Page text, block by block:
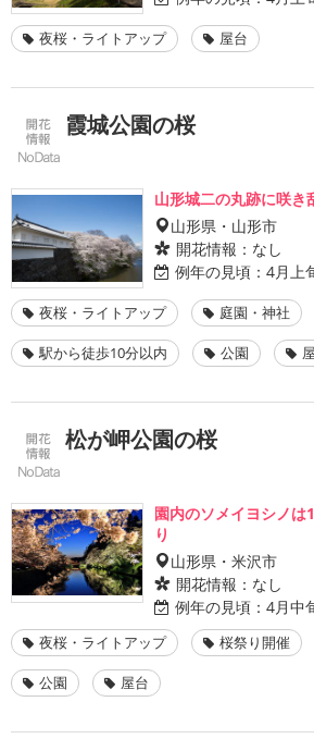
夜桜・ライトアップ 屋台
霞城公園の桜
山形城二の丸跡に咲き
山形県・山形市
開花情報： なし
例年の見頃： 4月上
夜桜・ライトアップ 庭園・神社
駅から徒歩10分以内 公園
松が岬公園の桜
園内のソメイヨシノは
り
山形県・米沢市
開花情報： なし
例年の見頃： 4月中
夜桜・ライトアップ 桜祭り開催
公園 屋台